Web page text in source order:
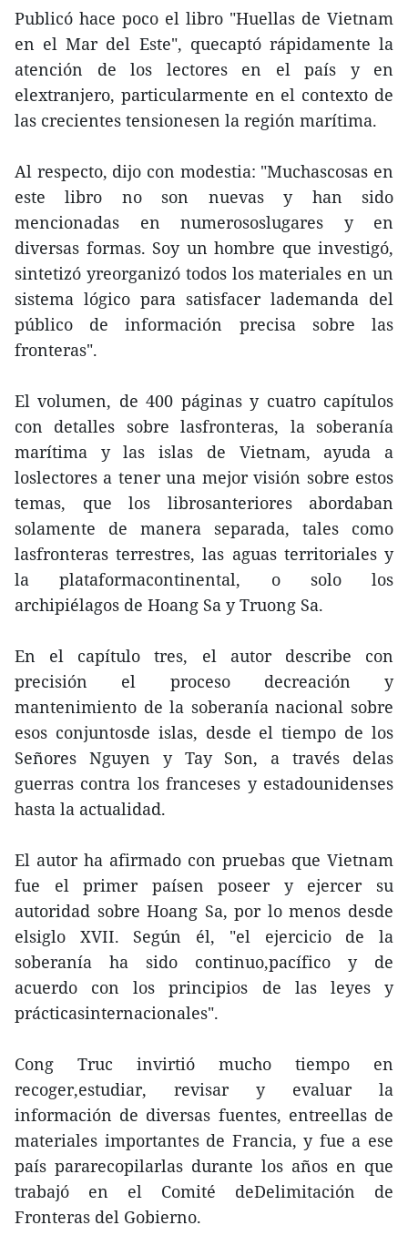
Publicó hace poco el libro "Huellas de Vietnam
en el Mar del Este", quecaptó rápidamente la
atención de los lectores en el país y en
elextranjero, particularmente en el contexto de
las crecientes tensionesen la región marítima.
Al respecto, dijo con modestia: "Muchascosas en
este libro no son nuevas y han sido
mencionadas en numerososlugares y en
diversas formas. Soy un hombre que investigó,
sintetizó yreorganizó todos los materiales en un
sistema lógico para satisfacer lademanda del
público de información precisa sobre las
fronteras".
El volumen, de 400 páginas y cuatro capítulos
con detalles sobre lasfronteras, la soberanía
marítima y las islas de Vietnam, ayuda a
loslectores a tener una mejor visión sobre estos
temas, que los librosanteriores abordaban
solamente de manera separada, tales como
lasfronteras terrestres, las aguas territoriales y
la plataformacontinental, o solo los
archipiélagos de Hoang Sa y Truong Sa.
En el capítulo tres, el autor describe con
precisión el proceso decreación y
mantenimiento de la soberanía nacional sobre
esos conjuntosde islas, desde el tiempo de los
Señores Nguyen y Tay Son, a través delas
guerras contra los franceses y estadounidenses
hasta la actualidad.
El autor ha afirmado con pruebas que Vietnam
fue el primer paísen poseer y ejercer su
autoridad sobre Hoang Sa, por lo menos desde
elsiglo XVII. Según él, "el ejercicio de la
soberanía ha sido continuo,pacífico y de
acuerdo con los principios de las leyes y
prácticasinternacionales".
Cong Truc invirtió mucho tiempo en
recoger,estudiar, revisar y evaluar la
información de diversas fuentes, entreellas de
materiales importantes de Francia, y fue a ese
país pararecopilarlas durante los años en que
trabajó en el Comité deDelimitación de
Fronteras del Gobierno.